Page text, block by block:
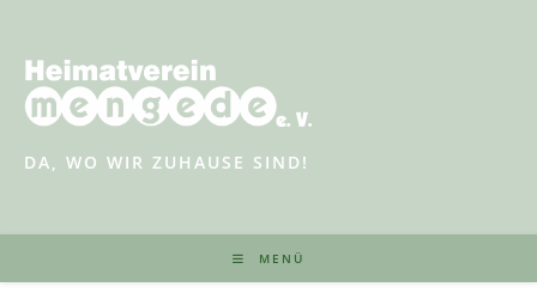
springen
DA, WO WIR ZUHAUSE SIND!
MENÜ